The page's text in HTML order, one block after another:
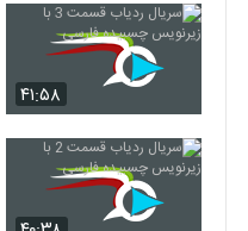
۴۱:۵۸